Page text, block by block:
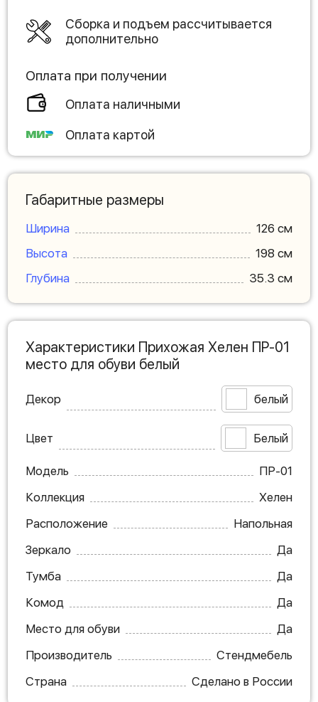
Сборка и подъем рассчитывается
дополнительно
Оплата при получении
Оплата наличными
Оплата картой
Габаритные размеры
Ширина
126 см
Высота
198 см
Глубина
35.3 см
Характеристики Прихожая Хелен ПР-01
место для обуви белый
Декор белый
Цвет Белый
Модель
ПР-01
Коллекция
Хелен
Расположение
Напольная
Зеркало
Да
Тумба
Да
Комод
Да
Место для обуви
Да
Производитель
Стендмебель
Страна
Сделано в России